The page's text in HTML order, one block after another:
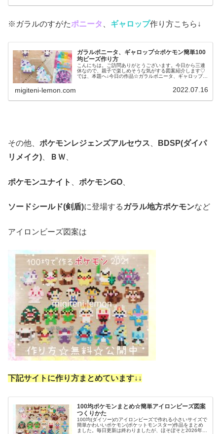
※ガラルのすがたポニータ ギャロップ作り方こちら↓
ガラルポニータ、ギャロップ☆ポケモン簡単100
均ビーズ作り方
こんにちは。ご訪問ありがとうございます。今日から三連
休なので、親子で楽しめそうな気がする図案紹介します♡
では、本題へ↓今日の作品☆ガラルポニータ、ギャロップ前
migiteni-lemon.com 2022.07.16
その他、 ポケモンレジェンズアルセウス、
BDSP(ダイパ
リメイク)、 ＢＷ、
ポケモンユナイト ポケモンGO
ソードシールド(剣盾)に登場する ガラル地方ポケモンなど
アイロンビーズ図案は
下記サイトに作り方まとめています↓ ↓
100均ポケモンまとめ☆簡単アイロンビーズ図案
つくりかた
100均(ダイソー)のアイロンビーズで作れる小さいサイズで
簡単かわいいポケモン(ポケットモンスター)作品をまとめ
ました。毎日更新は終わりましたが、ほそぼそと2026年も